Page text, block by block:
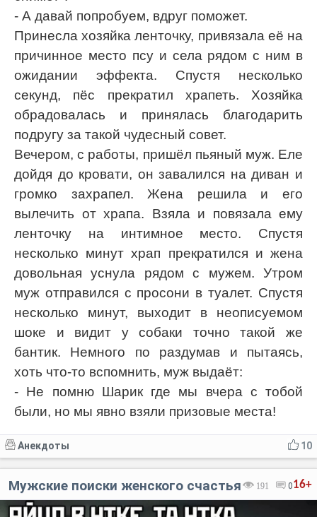
- А давай попробуем, вдруг поможет.
Принесла хозяйка ленточку, привязала её на
причинное место псу и села рядом с ним в
ожидании эффекта. Спустя несколько
секунд, пёс прекратил храпеть. Хозяйка
обрадовалась и принялась благодарить
подругу за такой чудесный совет.
Вечером, с работы, пришёл пьяный муж. Еле
дойдя до кровати, он завалился на диван и
громко захрапел. Жена решила и его
вылечить от храпа. Взяла и повязала ему
ленточку на интимное место. Спустя
несколько минут храп прекратился и жена
довольная уснула рядом с мужем. Утром
муж отправился с просони в туалет. Спустя
несколько минут, выходит в неописуемом
шоке и видит у собаки точно такой же
бантик. Немного по раздумав и пытаясь,
хоть что-то вспомнить, муж выдаёт:
- Не помню Шарик где мы вчера с тобой
были, но мы явно взяли призовые места!
10
Анекдоты
16+
191 0
Мужские поиски женского счастья